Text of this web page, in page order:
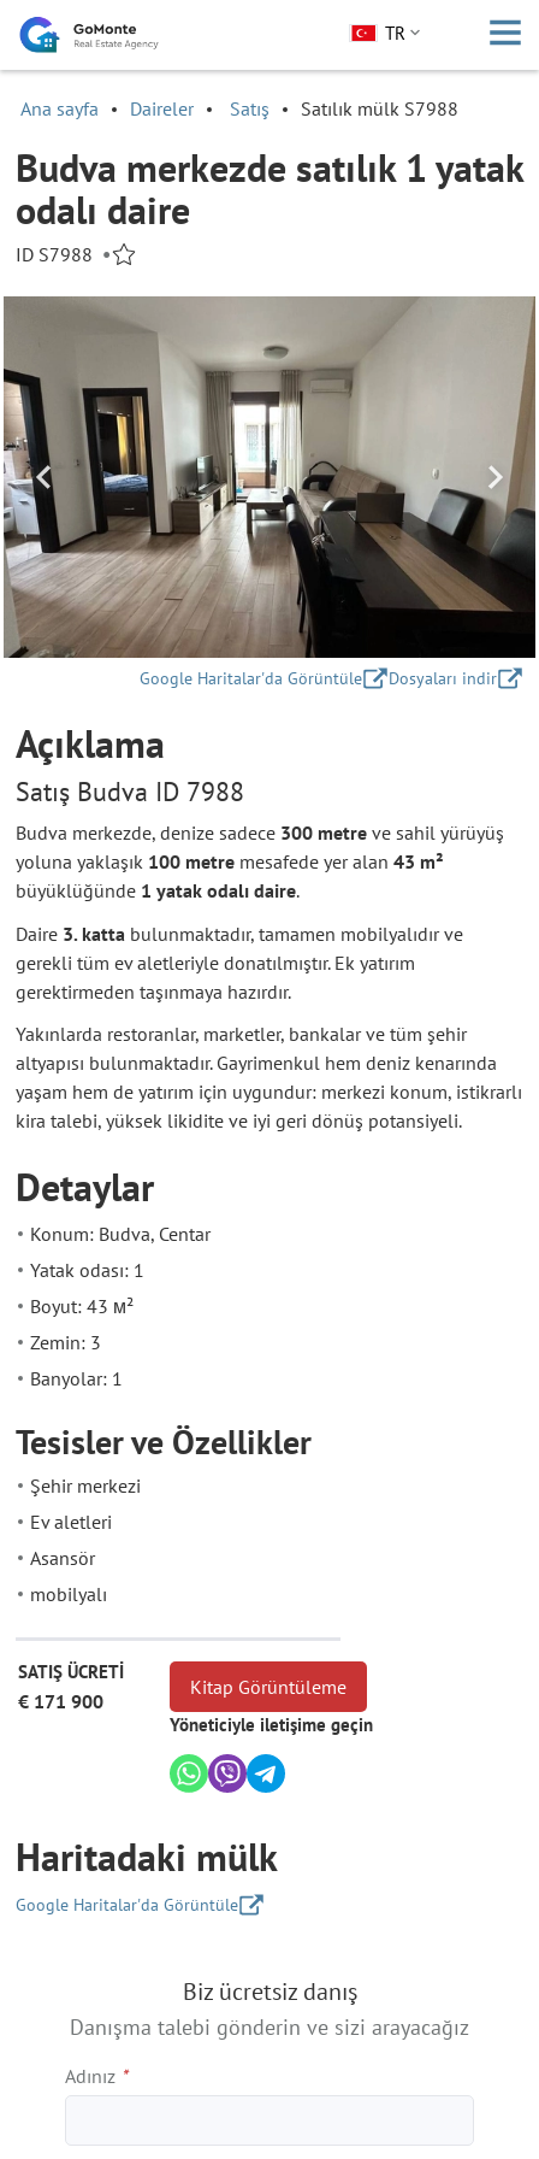
TR
Ana sayfa Daireler Satış Satılık mülk S7988
Budva merkezde satılık 1 yatak
odalı daire
ID S7988 •
Google Haritalar'da Görüntüle Dosyaları indir
Açıklama
Satış Budva ID 7988
Budva merkezde, denize sadece 300 metre ve sahil yürüyüş
yoluna yaklaşık 100 metre mesafede yer alan 43 m²
büyüklüğünde 1 yatak odalı daire.
Daire 3. katta bulunmaktadır, tamamen mobilyalıdır ve
gerekli tüm ev aletleriyle donatılmıştır. Ek yatırım
gerektirmeden taşınmaya hazırdır.
Yakınlarda restoranlar, marketler, bankalar ve tüm şehir
altyapısı bulunmaktadır. Gayrimenkul hem deniz kenarında
yaşam hem de yatırım için uygundur: merkezi konum, istikrarlı
kira talebi, yüksek likidite ve iyi geri dönüş potansiyeli.
Detaylar
Konum: Budva, Centar
Yatak odası: 1
Boyut: 43 м²
Zemin: 3
Banyolar: 1
Tesisler ve Özellikler
Şehir merkezi
Ev aletleri
Asansör
mobilyalı
SATIŞ ÜCRETİ
€ 171 900
Kitap Görüntüleme
Yöneticiyle iletişime geçin
Haritadaki mülk
Google Haritalar'da Görüntüle
Biz ücretsiz danış
Danışma talebi gönderin ve sizi arayacağız
Adınız *